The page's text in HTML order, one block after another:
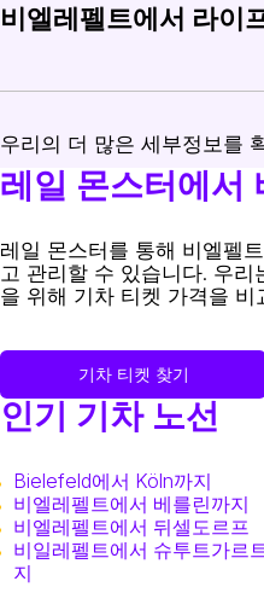
비엘펠트에서 라이프치히까
비엘레펠트에서 라이
우리의 더 많은 세부정보를
레일 몬스터에서
레일 몬스터를 통해 비엘펠
고 관리할 수 있습니다. 우
을 위해 기차 티켓 가격을 비
기차 티켓 찾기
인기 기차 노선
Bielefeld에서 Köln까지
비엘레펠트에서 베를린까지
비엘레펠트에서 뒤셀도르프
비일레펠트에서 슈투트가르
지